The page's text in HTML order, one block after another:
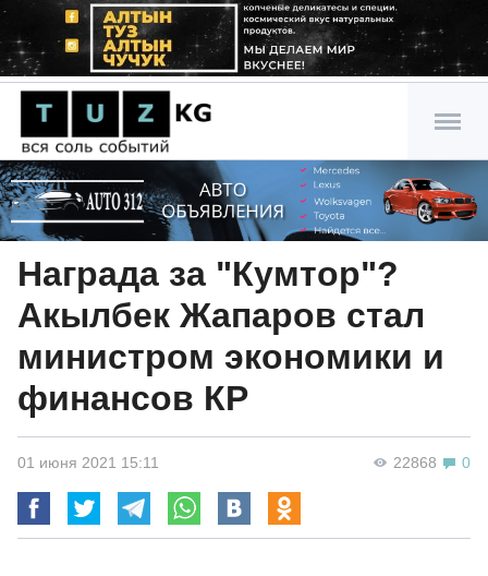
Награда за "Кумтор"?
Акылбек Жапаров стал
министром экономики и
финансов КР
22868 0
01 июня 2021 15:11